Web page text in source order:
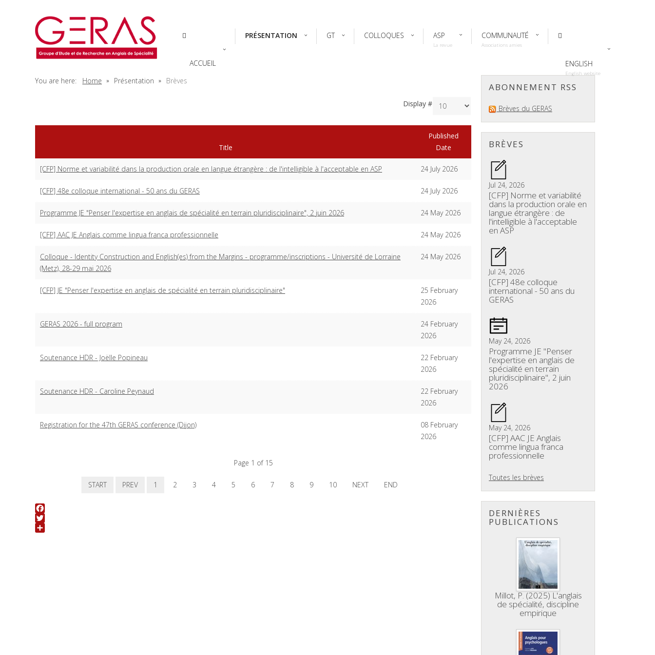
ACCUEIL
PRÉSENTATION GT COLLOQUES ASP
La revue
COMMUNAUTÉ
Associations amies
ENGLISH
English website
You are here: Home Présentation Brèves
Display #
Title
Published
Date
[CFP] Norme et variabilité dans la production orale en langue étrangère : de l'intelligible à l'acceptable en ASP 24 July 2026
[CFP] 48e colloque international - 50 ans du GERAS 24 July 2026
Programme JE "Penser l'expertise en anglais de spécialité en terrain pluridisciplinaire", 2 juin 2026 24 May 2026
[CFP] AAC JE Anglais comme lingua franca professionnelle 24 May 2026
Colloque - Identity Construction and English(es) from the Margins - programme/inscriptions - Université de Lorraine
(Metz), 28-29 mai 2026
24 May 2026
[CFP] JE "Penser l'expertise en anglais de spécialité en terrain pluridisciplinaire"
25 February
2026
GERAS 2026 - full program
24 February
2026
Soutenance HDR - Joëlle Popineau
22 February
2026
Soutenance HDR - Caroline Peynaud
22 February
2026
Registration for the 47th GERAS conference (Dijon)
08 February
2026
Page 1 of 15
START PREV 1 2 3 4 5 6 7 8 9 10 NEXT END
Facebook
Twitter
ABONNEMENT RSS
Brèves du GERAS
BRÈVES
Jul 24, 2026
[CFP] Norme et variabilité
dans la production orale en
langue étrangère : de
l'intelligible à l'acceptable
en ASP
Jul 24, 2026
[CFP] 48e colloque
international - 50 ans du
GERAS
May 24, 2026
Programme JE "Penser
l'expertise en anglais de
spécialité en terrain
pluridisciplinaire", 2 juin
2026
May 24, 2026
[CFP] AAC JE Anglais
comme lingua franca
professionnelle
Toutes les brèves
DERNIÈRES
PUBLICATIONS
Millot, P. (2025) L'anglais
de spécialité, discipline
empirique